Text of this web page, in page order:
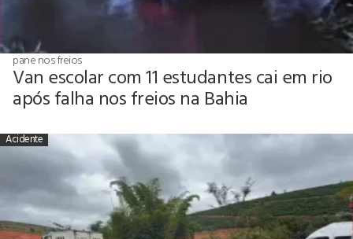
pane nos freios
Van escolar com 11 estudantes cai em rio
após falha nos freios na Bahia
Acidente